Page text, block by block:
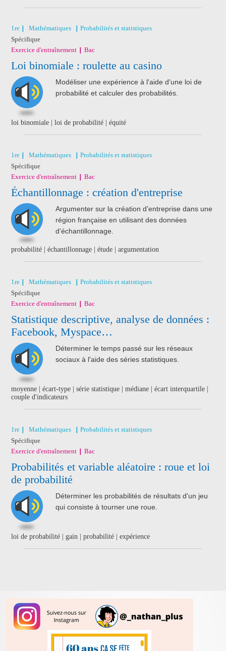
1re Mathématiques
Probabilités et statistiques
Spécifique
Exercice d'entraînement
Bac
Loi binomiale : roulette au casino
Modéliser une expérience à l'aide d'une loi de
probabilité et calculer des probabilités.
loi binomiale | loi de probabilité | équité
1re Mathématiques
Probabilités et statistiques
Spécifique
Exercice d'entraînement
Bac
Échantillonnage : création d'entreprise
Argumenter sur la création d'entreprise dans une
région française en utilisant des données
d'échantillonnage.
probabilité | échantillonnage | étude | argumentation
1re Mathématiques
Probabilités et statistiques
Spécifique
Exercice d'entraînement
Bac
Statistique descriptive, analyse de données :
Facebook, Myspace…
Déterminer le temps passé sur les réseaux
sociaux à l'aide des séries statistiques.
moyenne | écart-type | série statistique | médiane | écart interquartile |
couple d'indicateurs
1re Mathématiques
Probabilités et statistiques
Spécifique
Exercice d'entraînement
Bac
Probabilités et variable aléatoire : roue et loi
de probabilité
Déterminer les probabilités de résultats d'un jeu
qui consiste à tourner une roue.
loi de probabilité | gain | probabilité | expérience